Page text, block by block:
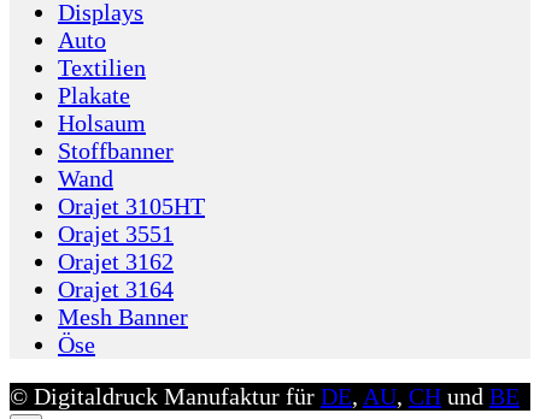
Displays
Auto
Textilien
Plakate
Holsaum
Stoffbanner
Wand
Orajet 3105HT
Orajet 3551
Orajet 3162
Orajet 3164
Mesh Banner
Öse
© Digitaldruck Manufaktur für DE, AU, CH und BE